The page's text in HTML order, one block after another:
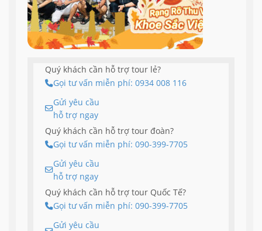
Quý khách cần hỗ trợ tour lẻ?
Gọi tư vấn miễn phí: 0934 008 116
Gửi yêu cầu
hỗ trợ ngay
Quý khách cần hỗ trợ tour đoàn?
Gọi tư vấn miễn phí: 090-399-7705
Gửi yêu cầu
hỗ trợ ngay
Quý khách cần hỗ trợ tour Quốc Tế?
Gọi tư vấn miễn phí: 090-399-7705
Gửi yêu cầu